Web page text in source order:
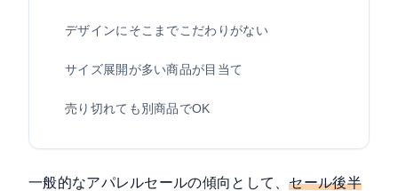
デザインにそこまでこだわりがない
サイズ展開が多い商品が目当て
売り切れても別商品でOK
一般的なアパレルセールの傾向として、セール後半